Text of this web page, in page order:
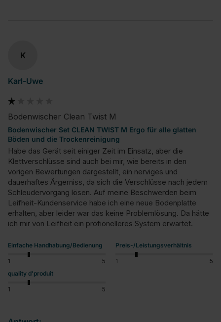
K
Karl-Uwe
Bodenwischer Clean Twist M
Bodenwischer Set CLEAN TWIST M Ergo für alle glatten
Böden und die Trockenreinigung
Habe das Gerät seit einiger Zeit im Einsatz, aber die
Klettverschlüsse sind auch bei mir, wie bereits in den
vorigen Bewertungen dargestellt, ein nerviges und
dauerhaftes Ärgerniss, da sich die Verschlüsse nach jedem
Schleudervorgang lösen. Auf meine Beschwerden beim
Leifheit-Kundenservice habe ich eine neue Bodenplatte
erhalten, aber leider war das keine Problemlösung. Da hätte
ich mir von Leifheit ein profionelleres System erwartet.
Einfache Handhabung/Bedienung
1 5
Preis-/Leistungsverhältnis
1
5
quality d'produit
1 5